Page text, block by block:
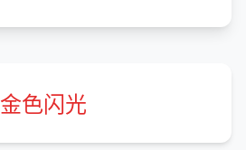
金色闪光